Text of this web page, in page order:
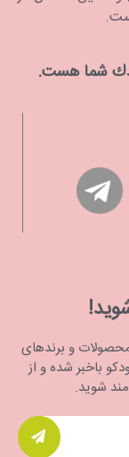
شما هست.
و برندهای
باخبر شده و از
شوید.